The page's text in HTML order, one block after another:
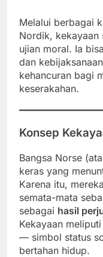
Melalui berbagai
Nordik, kekayaan
ujian moral. Ia
dan
kehancuran bagi
keserakahan.
Konsep
Bangsa Norse
keras yang
Karena itu,
semata-mata
sebagai hasil
Kekayaan
— simbol status
bertahan hidup.